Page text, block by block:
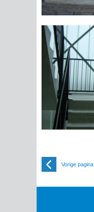
Vorige pagina